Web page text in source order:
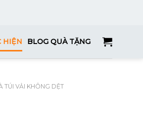
HIỆN BLOG QUÀ TẶNG
TÚI VẢI KHÔNG DỆT